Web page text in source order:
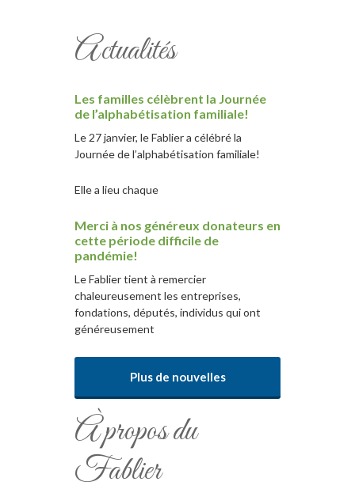
Actualités
Les familles célèbrent la Journée
de l’alphabétisation familiale!
Le 27 janvier, le Fablier a célébré la
Journée de l’alphabétisation familiale!
Elle a lieu chaque
Merci à nos généreux donateurs en
cette période difficile de
pandémie!
Le Fablier tient à remercier
chaleureusement les entreprises,
fondations, députés, individus qui ont
généreusement
Plus de nouvelles
À propos du
Fablier